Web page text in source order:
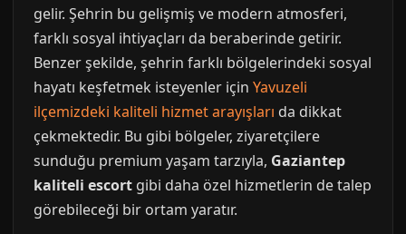
gelir. Şehrin bu gelişmiş ve modern atmosferi,
farklı sosyal ihtiyaçları da beraberinde getirir.
Benzer şekilde, şehrin farklı bölgelerindeki sosyal
hayatı keşfetmek isteyenler için Yavuzeli
ilçemizdeki kaliteli hizmet arayışları da dikkat
çekmektedir. Bu gibi bölgeler, ziyaretçilere
sunduğu premium yaşam tarzıyla, Gaziantep
kaliteli escort gibi daha özel hizmetlerin de talep
görebileceği bir ortam yaratır.